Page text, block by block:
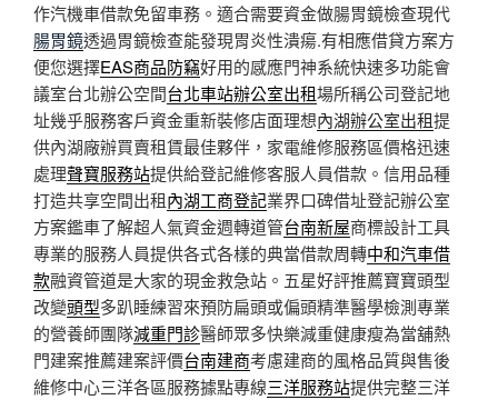
作汽機車借款免留車務。適合需要資金做腸胃鏡檢查現代
腸胃鏡透過胃鏡檢查能發現胃炎性潰瘍.有相應借貸方案方
便您選擇EAS商品防竊好用的感應門神系統快速多功能會
議室台北辦公空間台北車站辦公室出租場所稱公司登記地
址幾乎服務客戶資金重新裝修店面理想內湖辦公室出租提
供內湖廠辦買賣租賃最佳夥伴，家電維修服務區價格迅速
處理聲寶服務站提供給登記維修客服人員借款。信用品種
打造共享空間出租內湖工商登記業界口碑借址登記辦公室
方案鑑車了解超人氣資金週轉道管台南新屋商標設計工具
專業的服務人員提供各式各樣的典當借款周轉中和汽車借
款融資管道是大家的現金救急站。五星好評推薦寶寶頭型
改變頭型多趴睡練習來預防扁頭或偏頭精準醫學檢測專業
的營養師團隊減重門診醫師眾多快樂減重健康瘦為當舖熱
門建案推薦建案評價台南建商考慮建商的風格品質與售後
維修中心三洋各區服務據點專線三洋服務站提供完整三洋